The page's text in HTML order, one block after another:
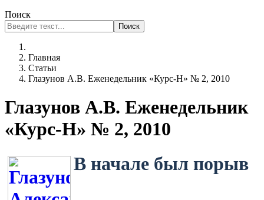
Поиск
Поиск
Главная
Статьи
Глазунов А.В. Еженедельник «Курс-Н» № 2, 2010
Глазунов А.В. Еженедельник
«Курс-Н» № 2, 2010
В начале был порыв